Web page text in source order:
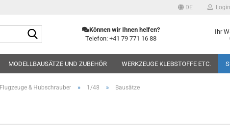
DE Login
Können wir Ihnen helfen?
Telefon: +41 79 771 16 88
Ihr
MODELLBAUSÄTZE UND ZUBEHÖR WERKZEUGE KLEBSTOFFE ETC.
Flugzeuge & Hubschrauber » 1/48 » Bausätze